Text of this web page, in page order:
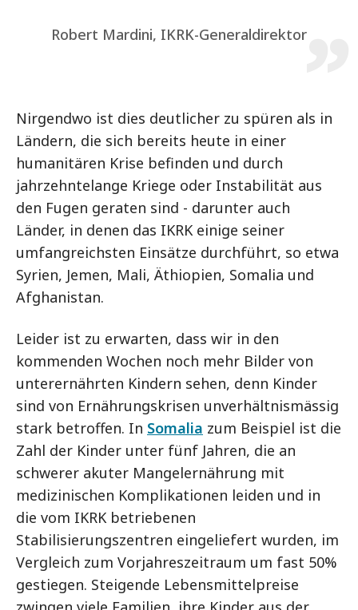
Robert Mardini, IKRK-Generaldirektor
Nirgendwo ist dies deutlicher zu spüren als in
Ländern, die sich bereits heute in einer
humanitären Krise befinden und durch
jahrzehntelange Kriege oder Instabilität aus
den Fugen geraten sind - darunter auch
Länder, in denen das IKRK einige seiner
umfangreichsten Einsätze durchführt, so etwa
Syrien, Jemen, Mali, Äthiopien, Somalia und
Afghanistan.
Leider ist zu erwarten, dass wir in den
kommenden Wochen noch mehr Bilder von
unterernährten Kindern sehen, denn Kinder
sind von Ernährungskrisen unverhältnismässig
stark betroffen. In Somalia zum Beispiel ist die
Zahl der Kinder unter fünf Jahren, die an
schwerer akuter Mangelernährung mit
medizinischen Komplikationen leiden und in
die vom IKRK betriebenen
Stabilisierungszentren eingeliefert wurden, im
Vergleich zum Vorjahreszeitraum um fast 50%
gestiegen. Steigende Lebensmittelpreise